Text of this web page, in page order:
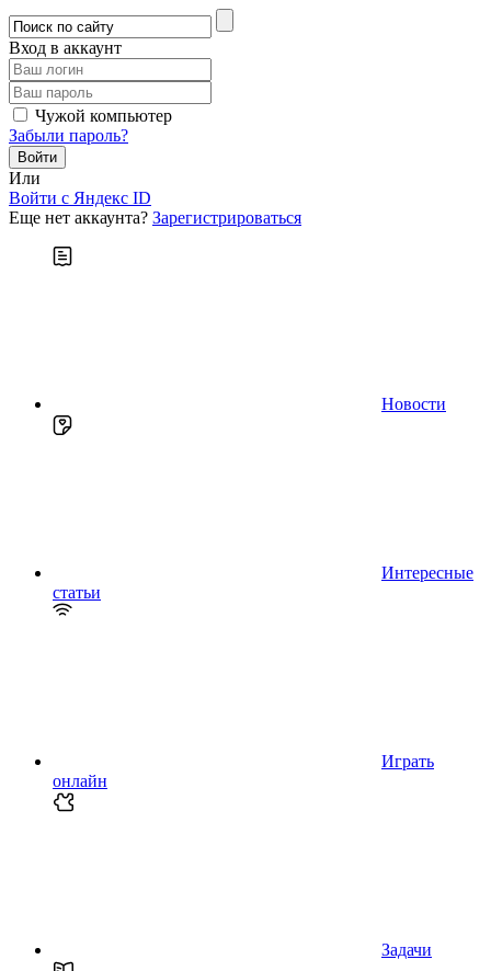
Вход в аккаунт
Чужой компьютер
Забыли пароль?
Или
Войти c Яндекс ID
Еще нет аккаунта? Зарегистрироваться
Новости
Интересные
статьи
Играть
онлайн
Задачи